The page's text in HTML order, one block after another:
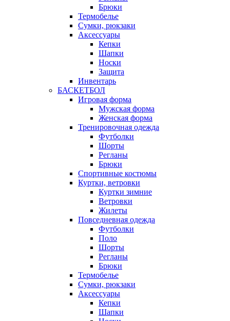
Брюки
Термобелье
Сумки, рюкзаки
Аксессуары
Кепки
Шапки
Носки
Защита
Инвентарь
БАСКЕТБОЛ
Игровая форма
Мужская форма
Женская форма
Тренировочная одежда
Футболки
Шорты
Регланы
Брюки
Спортивные костюмы
Куртки, ветровки
Куртки зимние
Ветровки
Жилеты
Повседневная одежда
Футболки
Поло
Шорты
Регланы
Брюки
Термобелье
Сумки, рюкзаки
Аксессуары
Кепки
Шапки